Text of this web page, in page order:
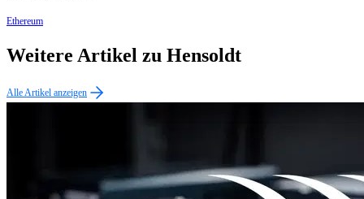
Ethereum
Weitere Artikel zu Hensoldt
Alle Artikel anzeigen